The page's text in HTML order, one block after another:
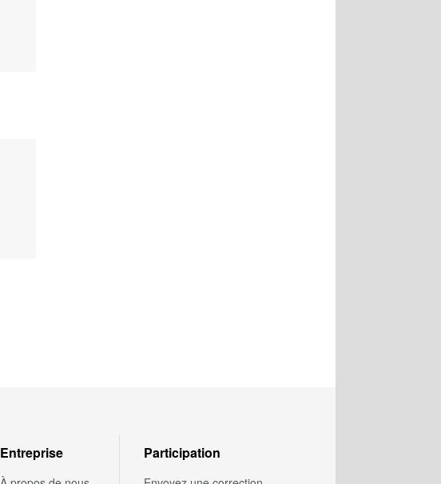
Entreprise Participation